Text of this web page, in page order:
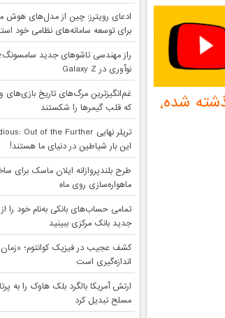
مدل 2019 لپ تاپ Alienware m15 و m17 باریک‌تر از گذشته شده٬
ادعای رویترز: چین از مدل‌های هوش
برای توسعه سامانه‌های نظامی خود
راز مهندسی تاشوهای جدید
نوآوری در Galaxy Z
غم‌انگیزترین مرگ‌های تاریخ بازی‌های
که قلب گیمرها را شکستند
این بار شیاطین در دنیای ما هستند!
طرح بلندپروازانه ایلان ماسک برای
ماهواره‌سازی روی ماه
تمامی حساب‌های بانکی به‌نام خود را
جدید بانک مرکزی ببینید
کشف عجیب در فیزیک کوانتوم؛ «زمان
اندازه‌گیری است
ارتش آمریکا بالگرد بلک هاوک را به
مسلح تبدیل کرد